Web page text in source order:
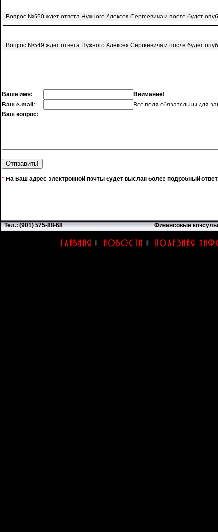
Вопрос №550 ждет ответа Нужного Алексея Сергеевича и после будет
Вопрос №549 ждет ответа Нужного Алексея Сергеевича и после будет
Ваше имя:
Внимание!
Ваш e-mail:*
Все поля обязательны для
Ваш вопрос:
* На Ваш адрес электронной почты будет выслан более подробный ответ.
Тел.: (901) 575-88-68 Финансовые